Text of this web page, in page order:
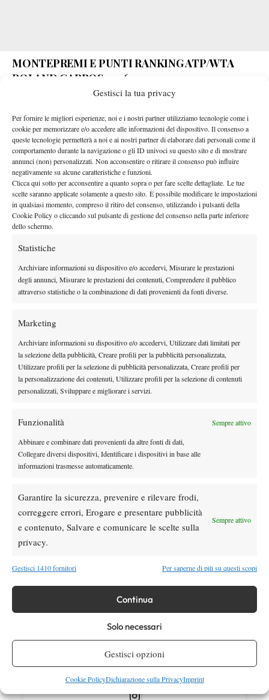
Gestisci la tua privacy
Per fornire le migliori esperienze, noi e i nostri partner utilizziamo tecnologie come i
cookie per memorizzare e/o accedere alle informazioni del dispositivo. Il consenso a
queste tecnologie permetterà a noi e ai nostri partner di elaborare dati personali come il
comportamento durante la navigazione o gli ID univoci su questo sito e di mostrare
annunci (non) personalizzati. Non acconsentire o ritirare il consenso può influire
negativamente su alcune caratteristiche e funzioni.
Clicca qui sotto per acconsentire a quanto sopra o per fare scelte dettagliate. Le tue
scelte saranno applicate solamente a questo sito. È possibile modificare le impostazioni
in qualsiasi momento, compreso il ritiro del consenso, utilizzando i pulsanti della
Cookie Policy o cliccando sul pulsante di gestione del consenso nella parte inferiore
dello schermo.
Statistiche
Archiviare informazioni su dispositivo e/o accedervi, Misurare le prestazioni
degli annunci, Misurare le prestazioni dei contenuti, Comprendere il pubblico
attraverso statistiche o la combinazione di dati provenienti da fonti diverse.
Marketing
Archiviare informazioni su dispositivo e/o accedervi, Utilizzare dati limitati per
la selezione della pubblicità, Creare profili per la pubblicità personalizzata,
Utilizzare profili per la selezione di pubblicità personalizzata, Creare profili per
la personalizzazione dei contenuti, Utilizzare profili per la selezione di contenuti
personalizzati, Sviluppare e migliorare i servizi.
Funzionalità Sempre attivo
Abbinare e combinare dati provenienti da altre fonti di dati,
Collegare diversi dispositivi, Identificare i dispositivi in base alle
informazioni trasmesse automaticamente.
Garantire la sicurezza, prevenire e rilevare frodi,
correggere errori, Erogare e presentare pubblicità
e contenuto, Salvare e comunicare le scelte sulla
privacy.
Sempre attivo
Gestisci 1410 fornitori Per saperne di più su questi scopi
Continua
Solo necessari
Gestisci opzioni
Cookie PolicyDichiarazione sulla PrivacyImprint
MONTEPREMI E PUNTI RANKING ATP/WTA
ROLAND GARROS 2026
SECONDO TURNO– €130,000 – 50 punti/70 punti
TERZO TURNO– €187,000 – 100 punti/130 punti
OTTAVI DI FINALE– €285,000 – 200 punti/240 punti
QUARTI DI FINALE– €470,000 – 400 punti/430 punti
SEMIFINALE– €750,000 – 800 punti/780 punti
FINALE– €1,400,000 – 1300 punti/1300 punti
VITTORIA– €2,800,000 – 2000 punti/2000 punti
DI TENDENZA
rimonta Shang e vola agli ottavi
News
Masters 1000 Montreal 2026: medical time
News Wta
WTA 1000 Toronto 2026: pioggia pesante,
gioco sospeso
Atp News
Masters 1000 Montreal 2026: Darderi
Shang inizia in ritardo per pioggia
Facebook
X